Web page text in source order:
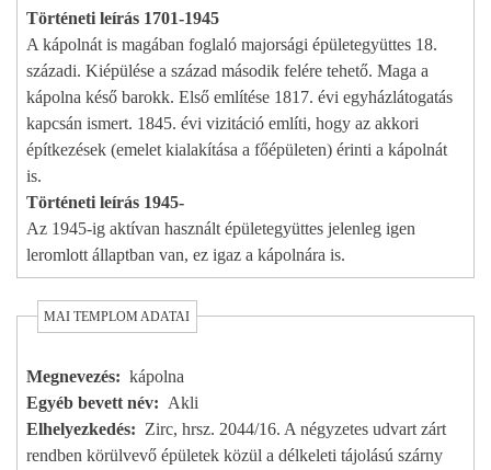
Történeti leírás 1701-1945
A kápolnát is magában foglaló majorsági épületegyüttes 18.
századi. Kiépülése a század második felére tehető. Maga a
kápolna késő barokk. Első említése 1817. évi egyházlátogatás
kapcsán ismert. 1845. évi vizitáció említi, hogy az akkori
építkezések (emelet kialakítása a főépületen) érinti a kápolnát
is.
Történeti leírás 1945-
Az 1945-ig aktívan használt épületegyüttes jelenleg igen
leromlott állaptban van, ez igaz a kápolnára is.
MAI TEMPLOM ADATAI
Megnevezés
kápolna
Egyéb bevett név
Akli
Elhelyezkedés
Zirc, hrsz. 2044/16. A négyzetes udvart zárt
rendben körülvevő épületek közül a délkeleti tájolású szárny